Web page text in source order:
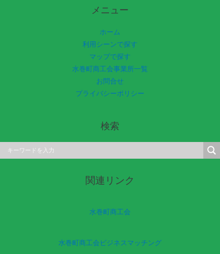
メニュー
ホーム
利用シーンで探す
マップで探す
水巻町商工会事業所一覧
お問合せ
プライバシーポリシー
検索
関連リンク
水巻町商工会
水巻町商工会ビジネスマッチング